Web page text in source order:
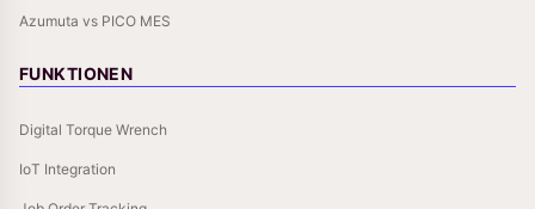
Azumuta vs PICO MES
FUNKTIONEN
Digital Torque Wrench
IoT Integration